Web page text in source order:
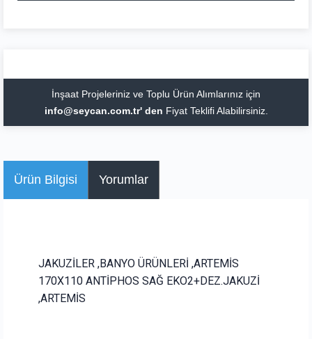
İnşaat Projeleriniz ve Toplu Ürün Alımlarınız için
info@seycan.com.tr' den Fiyat Teklifi Alabilirsiniz.
Ürün Bilgisi Yorumlar
JAKUZİLER ,BANYO ÜRÜNLERİ ,ARTEMİS
170X110 ANTİPHOS SAĞ EKO2+DEZ.JAKUZİ
,ARTEMİS